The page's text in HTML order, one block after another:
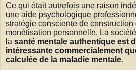
Ce qui était autrefois une raison
une aide psychologique
stratégie consciente de
monétisation personnelle. La
la santé mentale authentique est
intéressante commercialement
calculée de la maladie mentale.